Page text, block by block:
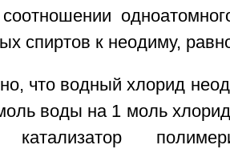
спиртов к неодиму,
что водный хлорид
воды на 1 моль
катализатор